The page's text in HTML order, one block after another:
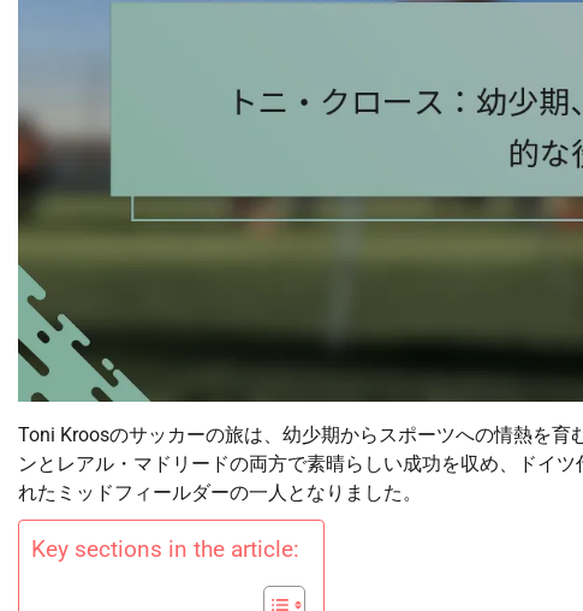
Toni Kroosのサッカーの旅は、幼少期からスポーツへの情熱を
ンとレアル・マドリードの両方で素晴らしい成功を収め、ドイ
れたミッドフィールダーの一人となりました。
Key sections in the article: